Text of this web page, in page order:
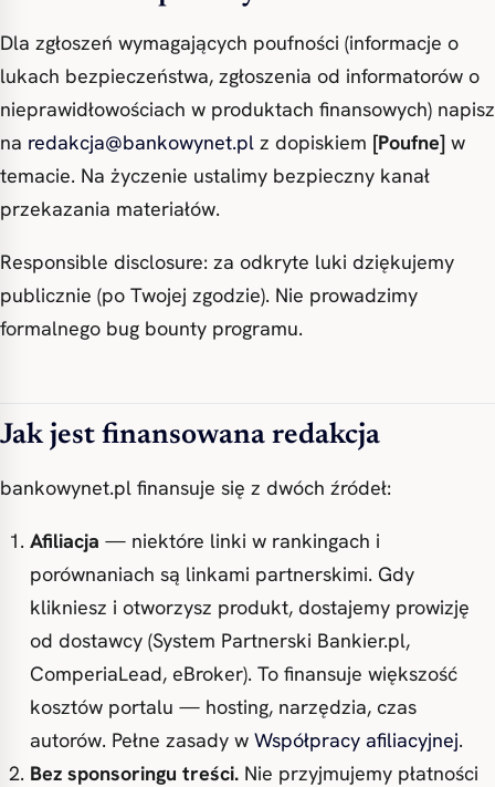
Dla zgłoszeń wymagających poufności (informacje o
lukach bezpieczeństwa, zgłoszenia od informatorów o
nieprawidłowościach w produktach finansowych) napisz
na redakcja@bankowynet.pl z dopiskiem [Poufne] w
temacie. Na życzenie ustalimy bezpieczny kanał
przekazania materiałów.
Responsible disclosure: za odkryte luki dziękujemy
publicznie (po Twojej zgodzie). Nie prowadzimy
formalnego bug bounty programu.
Jak jest finansowana redakcja
bankowynet.pl finansuje się z dwóch źródeł:
Afiliacja — niektóre linki w rankingach i
porównaniach są linkami partnerskimi. Gdy
klikniesz i otworzysz produkt, dostajemy prowizję
od dostawcy (System Partnerski Bankier.pl,
ComperiaLead, eBroker). To finansuje większość
kosztów portalu — hosting, narzędzia, czas
autorów. Pełne zasady w Współpracy afiliacyjnej.
Bez sponsoringu treści. Nie przyjmujemy płatności